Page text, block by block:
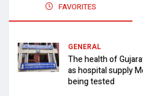
FAVORITES
GENERAL
The health of
as hospital supply
being tested